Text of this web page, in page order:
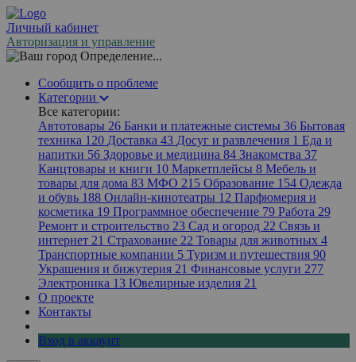
Личный кабинет
Авторизация и управление
Определение...
Сообщить о проблеме
Категории
Все категории:
Автотовары 26 Банки и платежные системы 36 Бытовая
техника 120 Доставка 43 Досуг и развлечения 1 Еда и
напитки 56 Здоровье и медицина 84 Знакомства 37
Канцтовары и книги 10 Маркетплейсы 8 Мебель и
товары для дома 83 МФО 215 Образование 154 Одежда
и обувь 188 Онлайн-кинотеатры 12 Парфюмерия и
косметика 19 Программное обеспечение 79 Работа 29
Ремонт и строительство 23 Сад и огород 22 Связь и
интернет 21 Страхование 22 Товары для животных 4
Транспортные компании 5 Туризм и путешествия 90
Украшения и бижутерия 21 Финансовые услуги 277
Электроника 13 Ювелирные изделия 21
О проекте
Контакты
Вход в аккаунт